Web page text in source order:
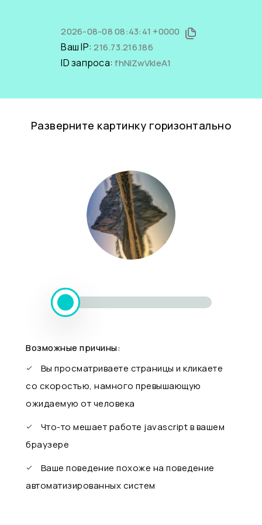
2026-08-08 08:43:41 +0000
Ваш IP:216.73.216.186
ID запроса:fhNlZwVkIeA1
Разверните картинку горизонтально
Возможные причины:
Вы просматриваете страницы и кликаете
со скоростью, намного превышающую
ожидаемую от человека
Что-то мешает работе javascript в вашем
браузере
Ваше поведение похоже на поведение
автоматизированных систем